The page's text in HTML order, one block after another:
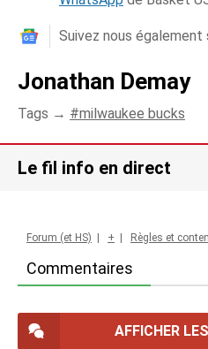
Suivez nous également
Jonathan Demay
Tags → milwaukee bucks
Le fil info en direct
Commentaires
Forum (et HS) | + | Règles et
AFFICHER